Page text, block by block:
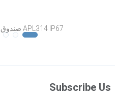
APL314 IP67 صندوق تبديل حد مقاوم للماء
Subscribe Us